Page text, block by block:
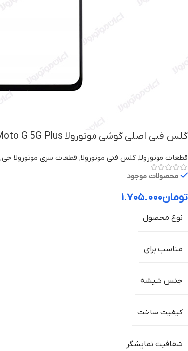
گلس فنی اصلی گوشی موتورولا Moto G 5G Plus
قطعات موتورولا, گلس فنی موتورولا, قطعات سری موتورولا جی,
محصولات موجود
تومان۱.۷۰۵.۰۰۰
نوع محصول
مناسب برای
جنس شیشه
کیفیت ساخت
شفافیت نمایشگر